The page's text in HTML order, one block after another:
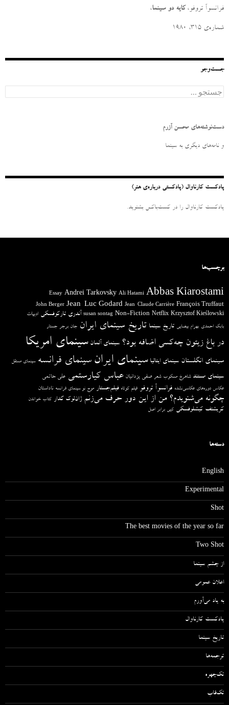
فرانسوآ تروفو، کایه دو سینما،
شماره‌ی ۳۱۵، ۱۹۸۰
جست‌وجو
ج
س
و
ر
دست‌نوشته‌های محسن آزرم
و نامه‌‌های دیگری به سینما
پادکست کارناوال (پادکستی درباره‌ی هنر)
پادکست کارناوال را در کست‌باکس بشنوید.
برچسب‌ها
Abbas Kiarostami
Ali Hatami
Andrei Tarkovsky
Essay
François Truffaut
Jean-Claude Carrière
Jean-Luc Godard
John Berger
Krzysztof Kieślowski
Netflix
Non-Fiction
susan sontag آندری تارکوفسکی ادبیات
بابک احمدی بهرام بیضایی تاریخ سینما تاریخ سینمای ایران جان برجر جستار
در باغ زیتون چه‌کسی اضافه بود؟ سینمای آلمان سینمای امریکا
سینمای انگلستان سینمای ایتالیا سینمای ایران سینمای فرانسه سینمای مستقل
سینمای مستند شاهرخ مسکوب شعر صفی یزدانیان عباس کیارستمی علی حاتمی
عکاس دوره‌های عکاسی‌نشده فرانسوآ تروفو فیلم کوتاه فیلم‌جستار موج نو سینمای فرانسه ناداستان
چگونه می‌شنویدم؟ من از این دور حرف می‌زنم ژان‌لوک گدار کتاب خواندن
کریشتف کیشلوفسکی کپی برابر اصل
دسته‌ها
English
Experimental
Shot
The best movies of the year so far
Two Shot
از چشم سینما
اعلان عمومی
به یاد می‌آورم
پادکست کارناوال
تاریخ سینما
ترجمه‌ها
تک‌چهره
تک‌قاب